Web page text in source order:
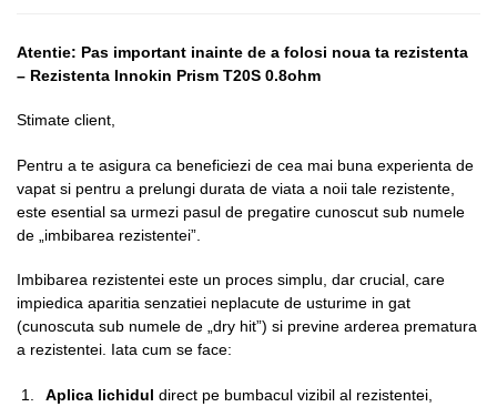
Atentie: Pas important inainte de a folosi noua ta rezistenta
– Rezistenta Innokin Prism T20S 0.8ohm
Stimate client,
Pentru a te asigura ca beneficiezi de cea mai buna experienta de
vapat si pentru a prelungi durata de viata a noii tale rezistente,
este esential sa urmezi pasul de pregatire cunoscut sub numele
de „imbibarea rezistentei”.
Imbibarea rezistentei este un proces simplu, dar crucial, care
impiedica aparitia senzatiei neplacute de usturime in gat
(cunoscuta sub numele de „dry hit”) si previne arderea prematura
a rezistentei. Iata cum se face:
Aplica lichidul direct pe bumbacul vizibil al rezistentei,